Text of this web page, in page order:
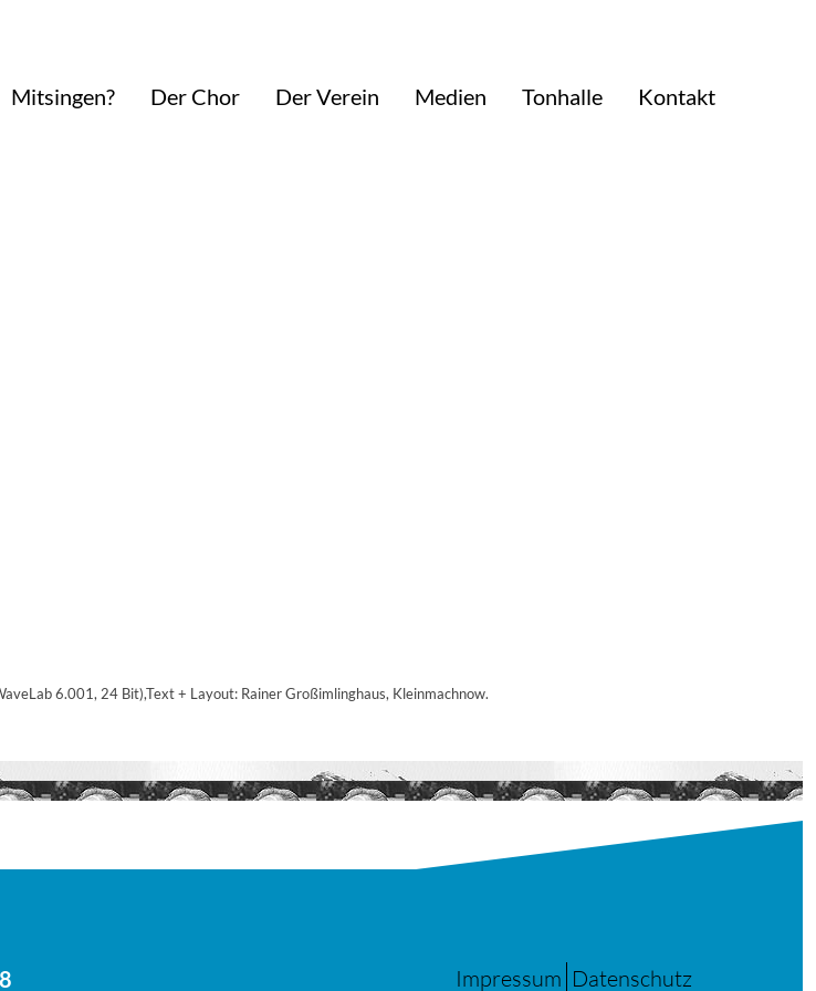
Mitsingen? Der Chor Der Verein Medien Tonhalle
Kontakt
6.001, 24 Bit),Text + Layout: Rainer Großimlinghaus, Kleinmachnow.
Impressum Datenschutz